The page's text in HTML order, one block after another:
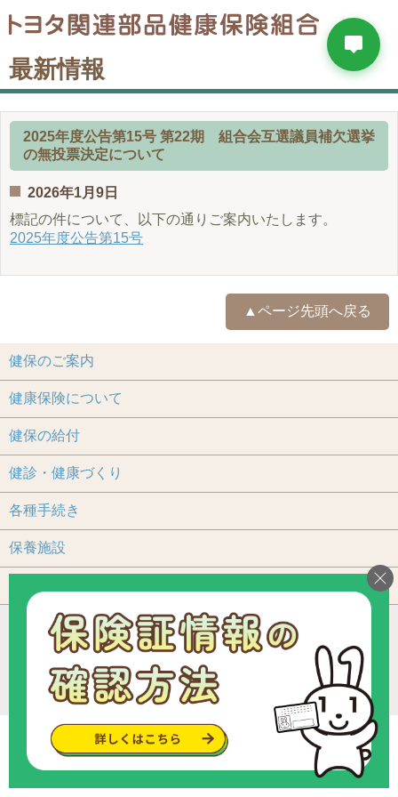
最新情報
2025年度公告第15号 第22期 組合会互選議員補欠選挙
の無投票決定について
2026年1月9日
標記の件について、以下の通りご案内いたします。
2025年度公告第15号
▲ページ先頭へ戻る
健保のご案内
健康保険について
健保の給付
健診・健康づくり
各種手続き
保養施設
アクセス
個人情報保護について
加入事業所一覧
リンク
組合カレンダー
お問い合わせ・ご意見
サイトマップ
ご利用いただくにあたって
Copyright © since 2013 トヨタ関連部品健康保険組合 .